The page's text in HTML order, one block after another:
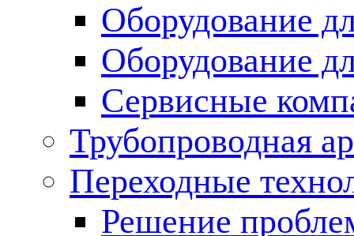
Оборудование
Оборудование
Сервисные
Трубопроводная
Переходные
Решение